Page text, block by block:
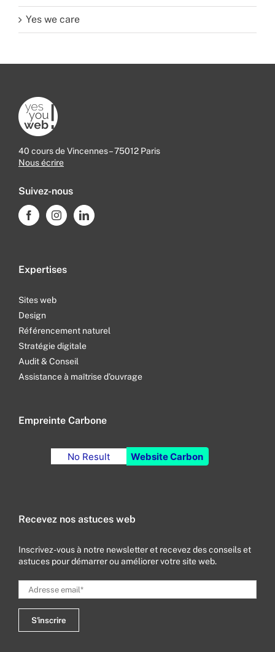
Yes we care
40 cours de Vincennes – 75012 Paris
Nous écrire
Suivez-nous
Expertises
Sites web
Design
Référencement naturel
Stratégie digitale
Audit & Conseil
Assistance à maîtrise d’ouvrage
Empreinte Carbone
No Result Website Carbon
Recevez nos astuces web
Inscrivez-vous à notre newsletter et recevez des conseils et
astuces pour démarrer ou améliorer votre site web.